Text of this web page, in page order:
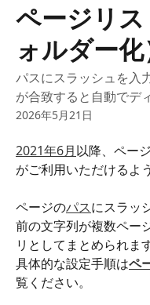
ページリ
ォルダー
パスにスラッシュを入
が合致すると自動でデ
2026年5月21日
2021年6月以降、ペー
がご利用いただけるよ
ページのパスにスラッ
前の文字列が複数ペー
リとしてまとめられます
具体的な設定手順はペ
覧ください。